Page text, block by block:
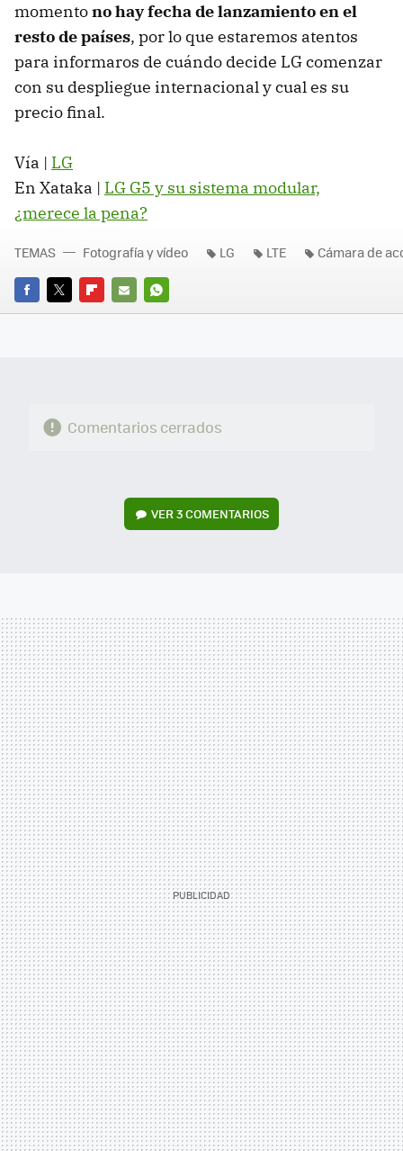
momentono hay fecha de lanzamiento en el
resto de países, por lo que estaremos atentos
para informaros de cuándo decide LG comenzar
con su despliegue internacional y cual es su
precio final.
Vía | LG
En Xataka | LG G5 y su sistema modular,
¿merece la pena?
FACEBOOK
TWITTERFLIPBOARD
E-
WHATSAPP
TEMAS Fotografía y vídeo LG LTE Cámara de
Comentarios cerrados
VER3 COMENTARIOS